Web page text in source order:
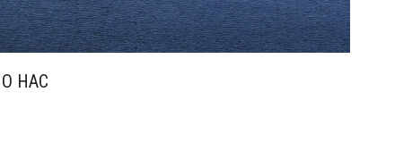
О НАС